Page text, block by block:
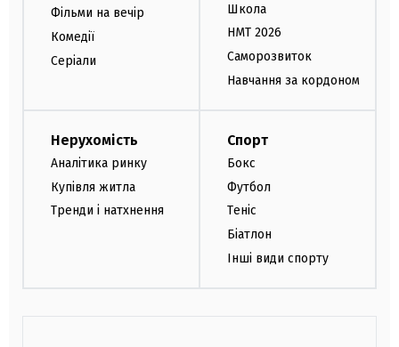
Фільми на вечір
Комедії
Серіали
Школа
НМТ 2026
Саморозвиток
Навчання за кордоном
Нерухомість
Аналітика ринку
Купівля житла
Тренди і натхнення
Спорт
Бокс
Футбол
Теніс
Біатлон
Інші види спорту